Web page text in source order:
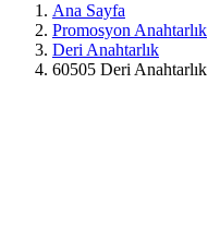
Ana Sayfa
Promosyon Anahtarlık
Deri Anahtarlık
60505 Deri Anahtarlık